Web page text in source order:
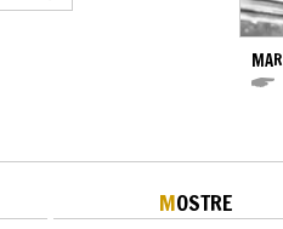
MOSTRE